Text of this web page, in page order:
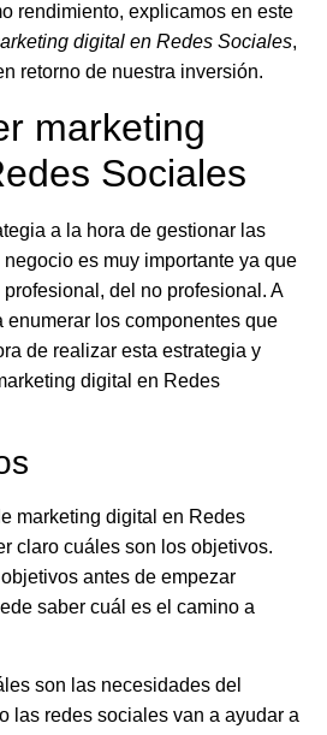
rendimiento, explicamos en este
digital en Redes Sociales,
retorno de nuestra inversión.
marketing
Sociales
a la hora de gestionar las
es muy importante ya que
del no profesional. A
enumerar los componentes que
de realizar esta estrategia y
digital en Redes
marketing digital en Redes
claro cuáles son los objetivos.
antes de empezar
saber cuál es el camino a
son las necesidades del
las redes sociales van a ayudar a